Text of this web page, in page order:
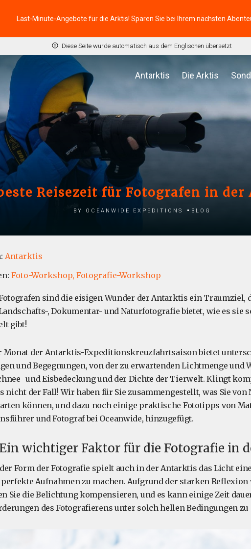
Last-Minute-Angebote für die Arktis! Sparen Sie bei Ihrem nächsten
Diese Seite wurde automatisch aus dem Englischen übersetzt
Antarktis Die Arktis
Reisezeit für Fotografen in
by Oceanwide Expeditions Blog
Antarktis
Foto-Workshop, Fotografie-Workshop
sind die eisigen Wunder der Antarktis ein Traumziel,
, Dokumentar- und Naturfotografie bietet, wie es sie
gibt!
Monat der Antarktis-Expeditionskreuzfahrtsaison bietet
und Begegnungen, von der zu erwartenden Lichtmenge und
und Eisbedeckung und der Dichte der Tierwelt. Klingt
nicht der Fall! Wir haben für Sie zusammengestellt, was Sie von
können, und dazu noch einige praktische Fototipps von
und Fotograf bei Oceanwide, hinzugefügt.
wichtiger Faktor für die Fotografie in
Form der Fotografie spielt auch in der Antarktis das Licht
Aufnahmen zu machen. Aufgrund der starken Reflexion
Sie die Belichtung kompensieren, und es kann einige Zeit
des Fotografierens unter solch hellen Bedingungen zu